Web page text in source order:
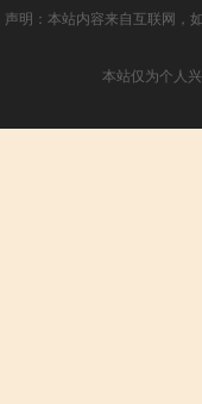
声明：本站内容来自互联网，
本站仅为个人